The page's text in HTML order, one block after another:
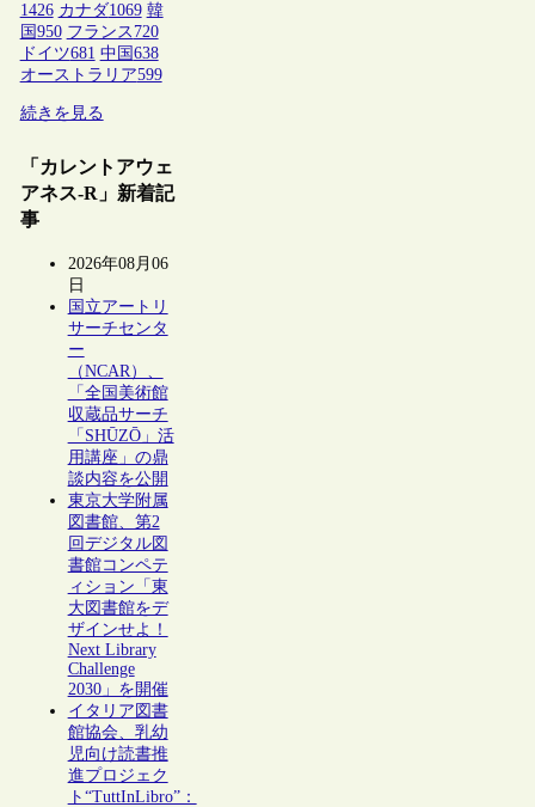
1426 カナダ1069 韓
国 950 フランス 720
ドイツ681 中国 638
オーストラリア599
続きを見る
「カレントアウェ
アネス-R」新着記
事
2026年08月06
日
国立アートリ
サーチセンタ
ー
（NCAR）、
「全国美術館
収蔵品サーチ
「SHŪZŌ」活
用講座」の鼎
談内容を公開
東京大学附属
図書館、第2
回デジタル図
書館コンペテ
ィション「東
大図書館をデ
ザインせよ！
Next Library
Challenge
2030」を開催
イタリア図書
館協会、乳幼
児向け読書推
進プロジェク
ト“TuttInLibro”：